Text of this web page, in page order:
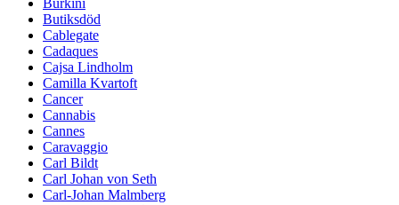
Butiksdöd
Cablegate
Cadaques
Cajsa Lindholm
Camilla Kvartoft
Cancer
Cannabis
Cannes
Caravaggio
Carl Bildt
Carl Johan von Seth
Carl-Johan Malmberg